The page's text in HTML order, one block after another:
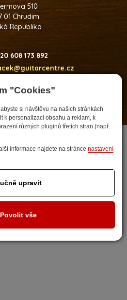
"Cookies"
si návštěvu na našich stránkách
k personalizaci obsahu a reklam, k
různých pluginů třetích stran (např.
informace najdete na stránce nastavení
upravit
Povolit vše
510
01 Chrudim
Republika
608 173 892
cookies